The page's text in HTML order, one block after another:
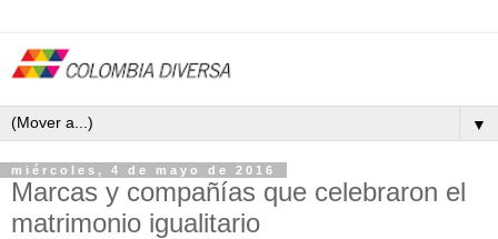
▼
miércoles, 4 de mayo de 2016
Marcas y compañías que celebraron el
matrimonio igualitario